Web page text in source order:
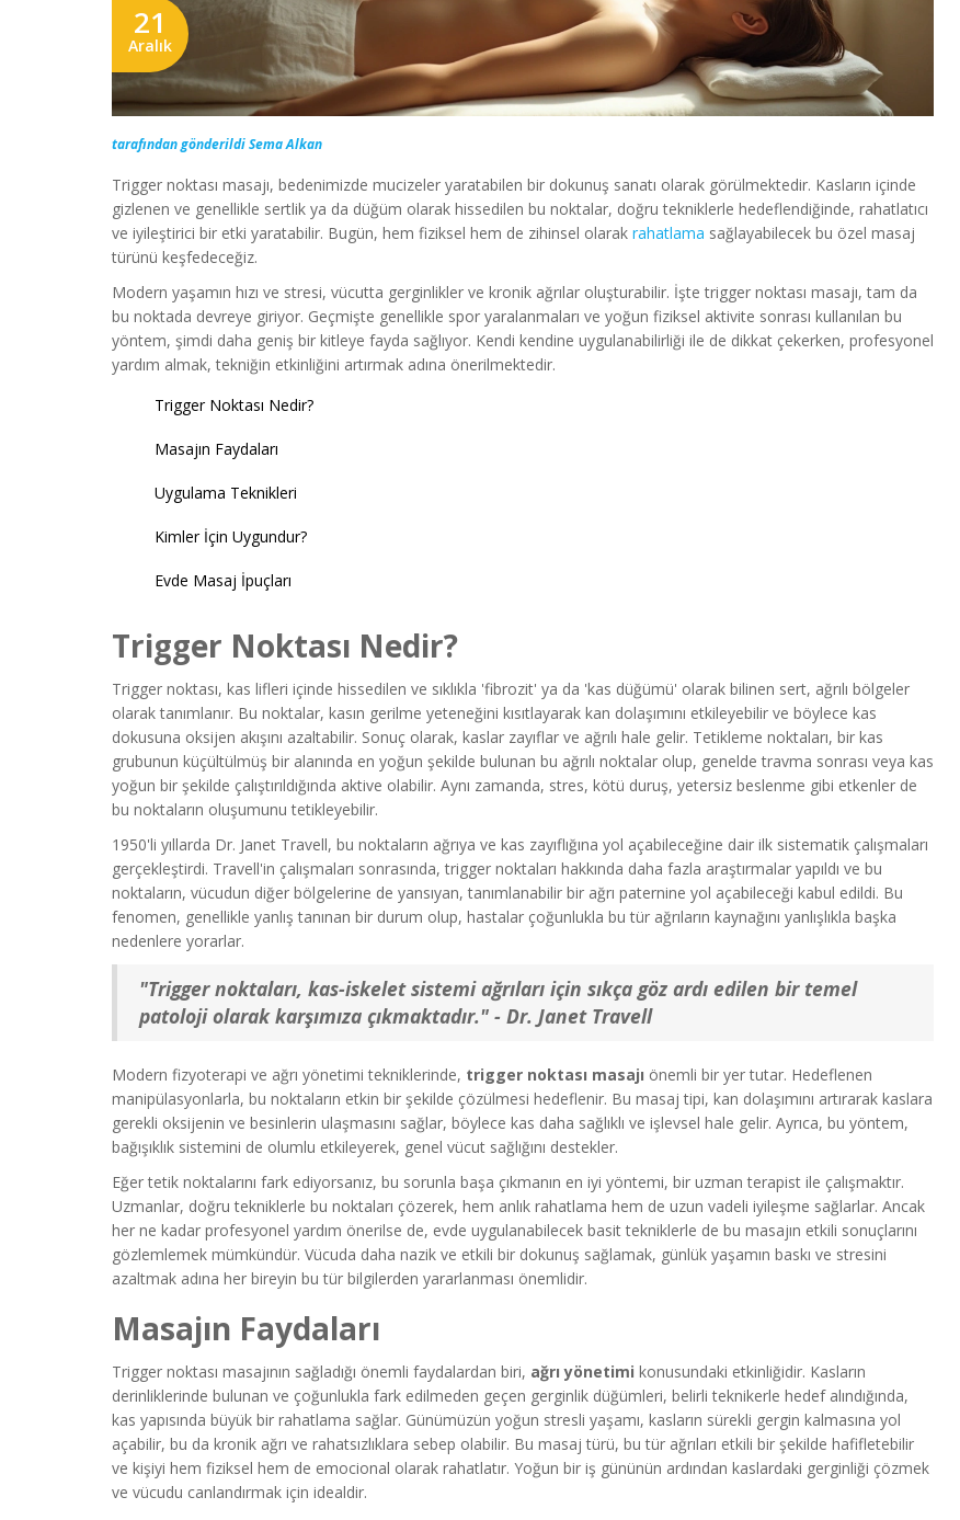
21
Aralık
tarafından gönderildi Sema Alkan
Trigger noktası masajı, bedenimizde mucizeler yaratabilen bir dokunuş sanatı olarak görülmektedir. Kasların içinde
gizlenen ve genellikle sertlik ya da düğüm olarak hissedilen bu noktalar, doğru tekniklerle hedeflendiğinde, rahatlatıcı
ve iyileştirici bir etki yaratabilir. Bugün, hem fiziksel hem de zihinsel olarak rahatlama sağlayabilecek bu özel masaj
türünü keşfedeceğiz.
Modern yaşamın hızı ve stresi, vücutta gerginlikler ve kronik ağrılar oluşturabilir. İşte trigger noktası masajı, tam da
bu noktada devreye giriyor. Geçmişte genellikle spor yaralanmaları ve yoğun fiziksel aktivite sonrası kullanılan bu
yöntem, şimdi daha geniş bir kitleye fayda sağlıyor. Kendi kendine uygulanabilirliği ile de dikkat çekerken, profesyonel
yardım almak, tekniğin etkinliğini artırmak adına önerilmektedir.
Trigger Noktası Nedir?
Masajın Faydaları
Uygulama Teknikleri
Kimler İçin Uygundur?
Evde Masaj İpuçları
Trigger Noktası Nedir?
Trigger noktası, kas lifleri içinde hissedilen ve sıklıkla 'fibrozit' ya da 'kas düğümü' olarak bilinen sert, ağrılı bölgeler
olarak tanımlanır. Bu noktalar, kasın gerilme yeteneğini kısıtlayarak kan dolaşımını etkileyebilir ve böylece kas
dokusuna oksijen akışını azaltabilir. Sonuç olarak, kaslar zayıflar ve ağrılı hale gelir. Tetikleme noktaları, bir kas
grubunun küçültülmüş bir alanında en yoğun şekilde bulunan bu ağrılı noktalar olup, genelde travma sonrası veya kas
yoğun bir şekilde çalıştırıldığında aktive olabilir. Aynı zamanda, stres, kötü duruş, yetersiz beslenme gibi etkenler de
bu noktaların oluşumunu tetikleyebilir.
1950'li yıllarda Dr. Janet Travell, bu noktaların ağrıya ve kas zayıflığına yol açabileceğine dair ilk sistematik çalışmaları
gerçekleştirdi. Travell'in çalışmaları sonrasında, trigger noktaları hakkında daha fazla araştırmalar yapıldı ve bu
noktaların, vücudun diğer bölgelerine de yansıyan, tanımlanabilir bir ağrı paternine yol açabileceği kabul edildi. Bu
fenomen, genellikle yanlış tanınan bir durum olup, hastalar çoğunlukla bu tür ağrıların kaynağını yanlışlıkla başka
nedenlere yorarlar.
"Trigger noktaları, kas-iskelet sistemi ağrıları için sıkça göz ardı edilen bir temel
patoloji olarak karşımıza çıkmaktadır." - Dr. Janet Travell
Modern fizyoterapi ve ağrı yönetimi tekniklerinde, trigger noktası masajı önemli bir yer tutar. Hedeflenen
manipülasyonlarla, bu noktaların etkin bir şekilde çözülmesi hedeflenir. Bu masaj tipi, kan dolaşımını artırarak kaslara
gerekli oksijenin ve besinlerin ulaşmasını sağlar, böylece kas daha sağlıklı ve işlevsel hale gelir. Ayrıca, bu yöntem,
bağışıklık sistemini de olumlu etkileyerek, genel vücut sağlığını destekler.
Eğer tetik noktalarını fark ediyorsanız, bu sorunla başa çıkmanın en iyi yöntemi, bir uzman terapist ile çalışmaktır.
Uzmanlar, doğru tekniklerle bu noktaları çözerek, hem anlık rahatlama hem de uzun vadeli iyileşme sağlarlar. Ancak
her ne kadar profesyonel yardım önerilse de, evde uygulanabilecek basit tekniklerle de bu masajın etkili sonuçlarını
gözlemlemek mümkündür. Vücuda daha nazik ve etkili bir dokunuş sağlamak, günlük yaşamın baskı ve stresini
azaltmak adına her bireyin bu tür bilgilerden yararlanması önemlidir.
Masajın Faydaları
Trigger noktası masajının sağladığı önemli faydalardan biri, ağrı yönetimi konusundaki etkinliğidir. Kasların
derinliklerinde bulunan ve çoğunlukla fark edilmeden geçen gerginlik düğümleri, belirli teknikerle hedef alındığında,
kas yapısında büyük bir rahatlama sağlar. Günümüzün yoğun stresli yaşamı, kasların sürekli gergin kalmasına yol
açabilir, bu da kronik ağrı ve rahatsızlıklara sebep olabilir. Bu masaj türü, bu tür ağrıları etkili bir şekilde hafifletebilir
ve kişiyi hem fiziksel hem de emocional olarak rahatlatır. Yoğun bir iş gününün ardından kaslardaki gerginliği çözmek
ve vücudu canlandırmak için idealdir.